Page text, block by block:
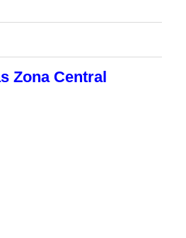
Zona Central